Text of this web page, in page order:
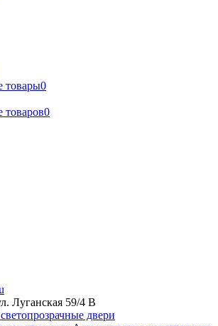
товары0
товаров0
Луганская 59/4 В
двери